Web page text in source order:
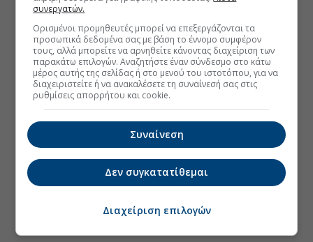
συνεργατών.
Ορισμένοι προμηθευτές μπορεί να επεξεργάζονται τα
προσωπικά δεδομένα σας με βάση το έννομο συμφέρον
τους, αλλά μπορείτε να αρνηθείτε κάνοντας διαχείριση των
παρακάτω επιλογών. Αναζητήστε έναν σύνδεσμο στο κάτω
μέρος αυτής της σελίδας ή στο μενού του ιστοτόπου, για να
διαχειριστείτε ή να ανακαλέσετε τη συναίνεσή σας στις
ρυθμίσεις απορρήτου και cookie.
Συναίνεση
Δεν συγκατατίθεμαι
Διαχείριση επιλογών